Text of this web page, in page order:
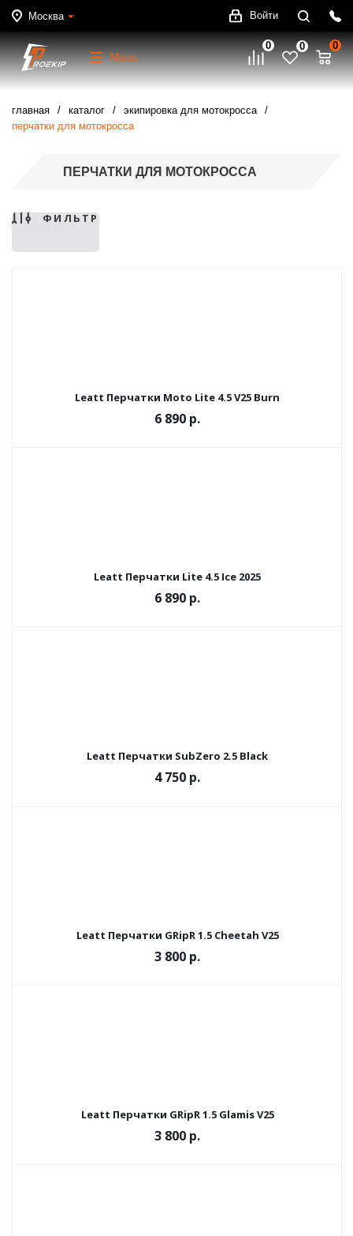
Москва Войти
Меню
0 0 0
главная каталог
экипировка для мотокросса
перчатки для мотокросса
ПЕРЧАТКИ ДЛЯ МОТОКРОССА
ФИЛЬТР
Leatt Перчатки Moto Lite 4.5 V25 Burn
6 890 р.
Leatt Перчатки Lite 4.5 Ice 2025
6 890 р.
Leatt Перчатки SubZero 2.5 Black
4 750 р.
Leatt Перчатки GRipR 1.5 Cheetah V25
3 800 р.
Leatt Перчатки GRipR 1.5 Glamis V25
3 800 р.